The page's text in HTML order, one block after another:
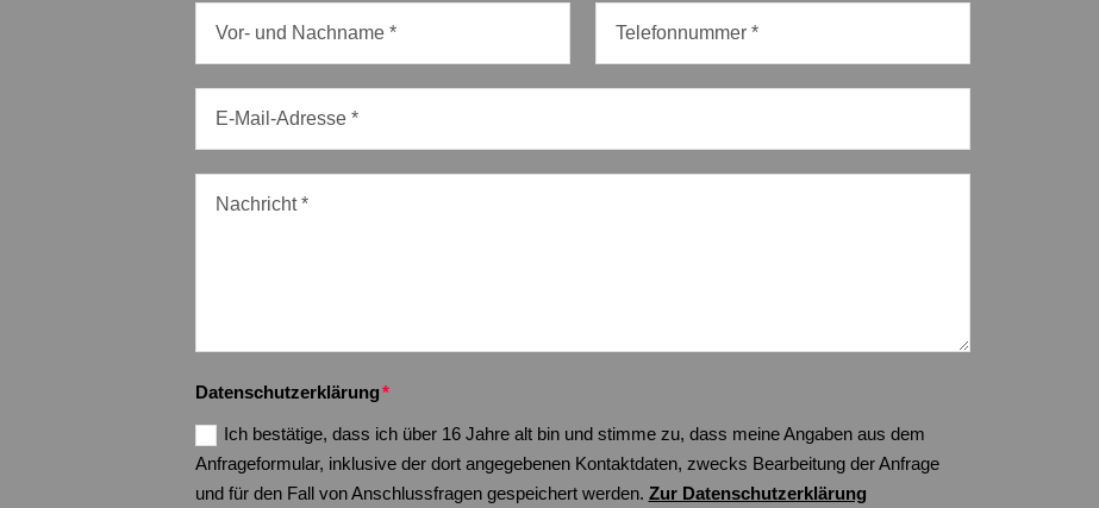
Datenschutzerklärung
Ich bestätige, dass ich über 16 Jahre alt bin und stimme zu, dass meine Angaben aus dem
Anfrageformular, inklusive der dort angegebenen Kontaktdaten, zwecks Bearbeitung der Anfrage
und für den Fall von Anschlussfragen gespeichert werden. Zur Datenschutzerklärung